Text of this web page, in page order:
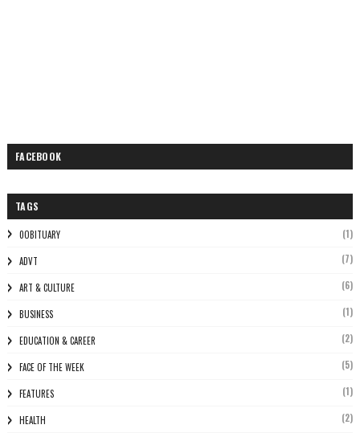
FACEBOOK
TAGS
0OBITUARY (1)
ADVT (7)
ART & CULTURE (6)
BUSINESS (1)
EDUCATION & CAREER (2)
FACE OF THE WEEK (5)
FEATURES (1)
HEALTH (2)